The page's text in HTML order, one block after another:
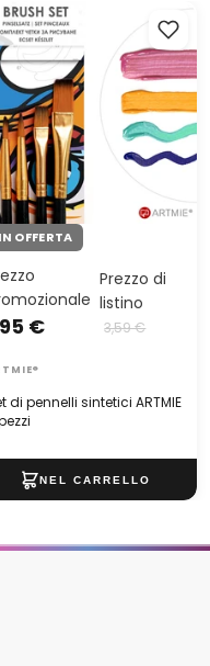
pennelli sintetici
4 pezzi
IN OFFERTA
di pennelli sintetici ARTMIE
€
Prezzo di
listino
3,59 €